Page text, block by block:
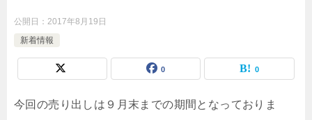
公開日： 2017年8月19日
新着情報
0 0
今回の売り出しは９月末までの期間となっておりま